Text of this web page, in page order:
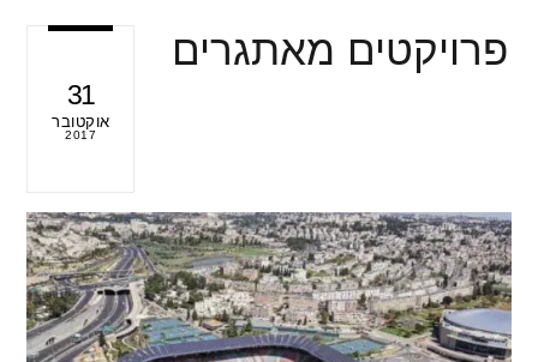
31
אוקטובר
2017
פרויקטים מאתגרים